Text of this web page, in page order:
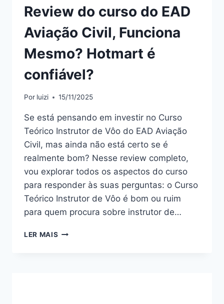
Review do curso do EAD
Aviação Civil, Funciona
Mesmo? Hotmart é
confiável?
Por luizi 15/11/2025
Se está pensando em investir no Curso
Teórico Instrutor de Vôo do EAD Aviação
Civil, mas ainda não está certo se é
realmente bom? Nesse review completo,
vou explorar todos os aspectos do curso
para responder às suas perguntas: o Curso
Teórico Instrutor de Vôo é bom ou ruim
para quem procura sobre instrutor de…
LER MAIS CURSO